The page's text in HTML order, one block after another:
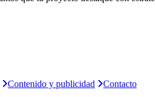
Contenido y publicidad
Contacto